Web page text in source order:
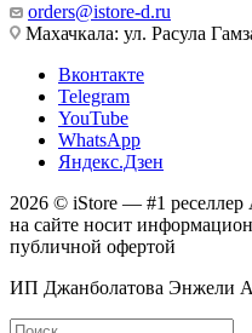
orders@istore-d.ru
Махачкала: ул. Расула
Вконтакте
Telegram
YouTube
WhatsApp
Яндекс.Дзен
2026 © iStore — #1
на сайте носит
публичной офертой
ИП Джанболатова Энжели